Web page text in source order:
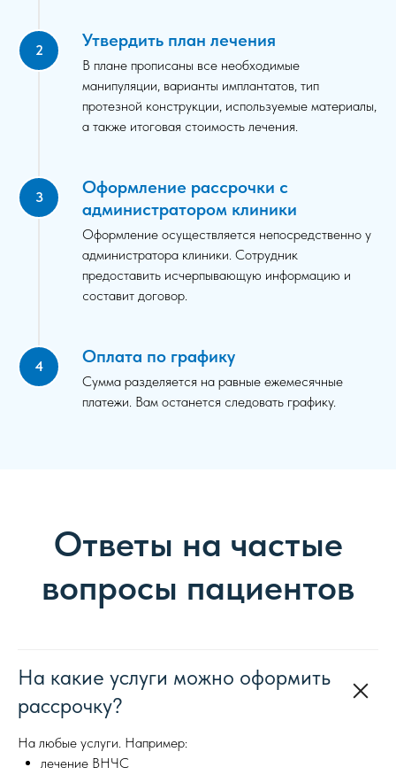
Утвердить план лечения
В плане прописаны все необходимые
манипуляции, варианты имплантатов, тип
протезной конструкции, используемые материалы,
а также итоговая стоимость лечения.
Оформление рассрочки с
администратором клиники
Оформление осуществляется непосредственно у
администратора клиники. Сотрудник
предоставить исчерпывающую информацию и
составит договор.
Оплата по графику
Сумма разделяется на равные ежемесячные
платежи. Вам останется следовать графику.
Ответы на частые
вопросы пациентов
На какие услуги можно оформить
рассрочку?
На любые услуги. Например:
лечение ВНЧС